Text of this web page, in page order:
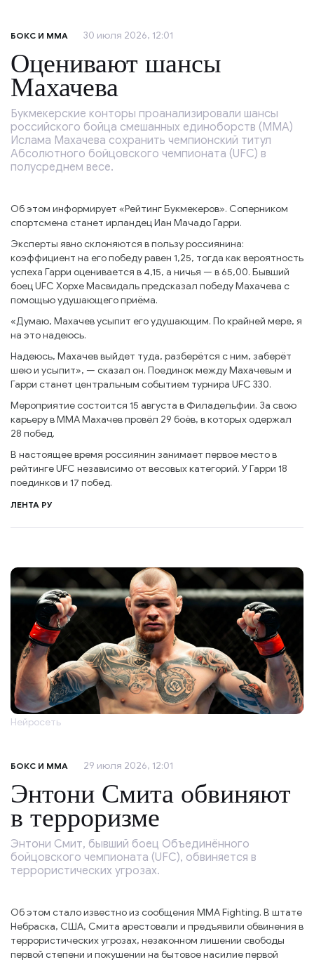
БОКС И ММА 30 июля 2026, 12:01
Оценивают шансы
Махачева
Букмекерские конторы проанализировали шансы
российского бойца смешанных единоборств (MMA)
Ислама Махачева сохранить чемпионский титул
Абсолютного бойцовского чемпионата (UFC) в
полусреднем весе.
Об этом информирует «Рейтинг Букмекеров». Соперником
спортсмена станет ирландец Иан Мачадо Гарри.
Эксперты явно склоняются в пользу россиянина:
коэффициент на его победу равен 1,25, тогда как вероятность
успеха Гарри оценивается в 4,15, а ничья — в 65,00. Бывший
боец UFC Хорхе Масвидаль предсказал победу Махачева с
помощью удушающего приёма.
«Думаю, Махачев усыпит его удушающим. По крайней мере, я
на это надеюсь.
Надеюсь, Махачев выйдет туда, разберётся с ним, заберёт
шею и усыпит», — сказал он. Поединок между Махачевым и
Гарри станет центральным событием турнира UFC 330.
Мероприятие состоится 15 августа в Филадельфии. За свою
карьеру в ММА Махачев провёл 29 боёв, в которых одержал
28 побед.
В настоящее время россиянин занимает первое место в
рейтинге UFC независимо от весовых категорий. У Гарри 18
поединков и 17 побед.
ЛЕНТА РУ
Нейросеть
БОКС И ММА 29 июля 2026, 12:01
Энтони Смита обвиняют
в терроризме
Энтони Смит, бывший боец Объединённого
бойцовского чемпионата (UFC), обвиняется в
террористических угрозах.
Об этом стало известно из сообщения MMA Fighting. В штате
Небраска, США, Смита арестовали и предъявили обвинения в
террористических угрозах, незаконном лишении свободы
первой степени и покушении на бытовое насилие первой